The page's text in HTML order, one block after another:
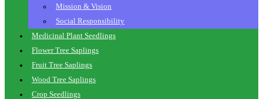
Mission & Vision
Social Responsibility
Medicinal Plant Seedlings
Flower Tree Saplings
Fruit Tree Saplings
Wood Tree Saplings
Crop Seedlings